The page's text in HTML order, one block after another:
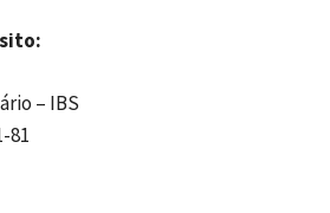
– IBS
81